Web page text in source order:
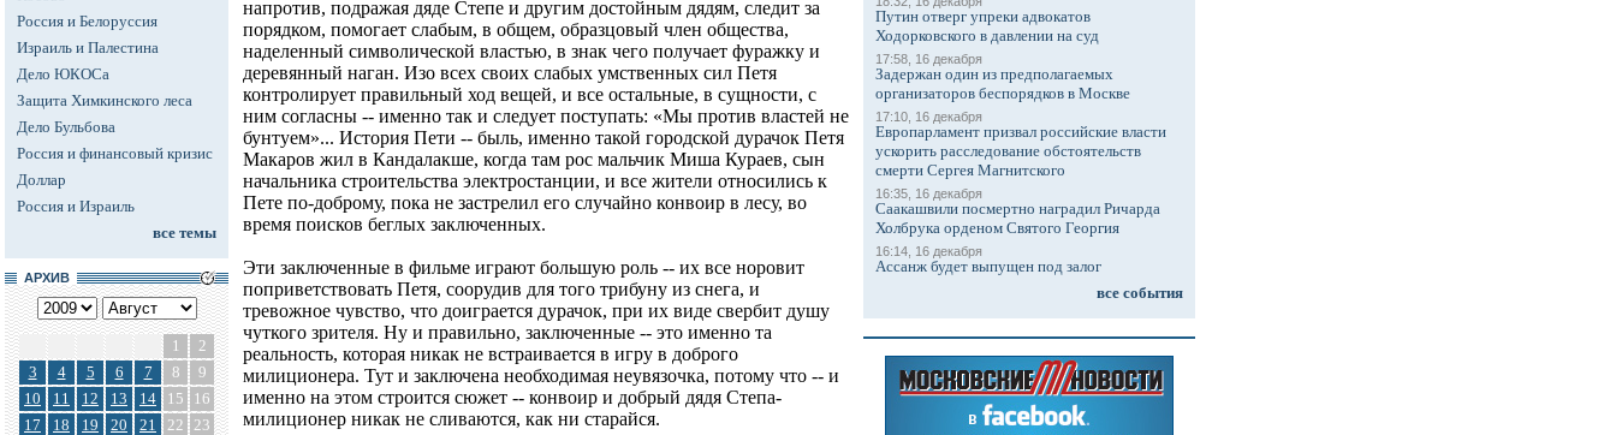
Россия и Белоруссия
Израиль и Палестина
Дело ЮКОСа
Защита Химкинского леса
Дело Бульбова
Россия и финансовый кризис
Доллар
Россия и Израиль
все темы
АРХИВ
1
2
3
4 5 6 7 8
9
10
11 12 13 14 15
16
17
18 19 20 21 22 23
напротив, подражая дяде Степе и другим достойным дядям, следит за
порядком, помогает слабым, в общем, образцовый член общества,
наделенный символической властью, в знак чего получает фуражку и
деревянный наган. Изо всех своих слабых умственных сил Петя
контролирует правильный ход вещей, и все остальные, в сущности, с
ним согласны -- именно так и следует поступать: «Мы против властей не
бунтуем»... История Пети -- быль, именно такой городской дурачок Петя
Макаров жил в Кандалакше, когда там рос мальчик Миша Кураев, сын
начальника строительства электростанции, и все жители относились к
Пете по-доброму, пока не застрелил его случайно конвоир в лесу, во
время поисков беглых заключенных.
Эти заключенные в фильме играют большую роль -- их все норовит
поприветствовать Петя, соорудив для того трибуну из снега, и
тревожное чувство, что доиграется дурачок, при их виде свербит душу
чуткого зрителя. Ну и правильно, заключенные -- это именно та
реальность, которая никак не встраивается в игру в доброго
милиционера. Тут и заключена необходимая неувязочка, потому что -- и
именно на этом строится сюжет -- конвоир и добрый дядя Степа-
милиционер никак не сливаются, как ни старайся.
Путин отверг упреки адвокатов
Ходорковского в давлении на суд
17:58, 16 декабря
Задержан один из предполагаемых
организаторов беспорядков в Москве
17:10, 16 декабря
Европарламент призвал российские власти
ускорить расследование обстоятельств
смерти Сергея Магнитского
16:35, 16 декабря
Саакашвили посмертно наградил Ричарда
Холбрука орденом Святого Георгия
16:14, 16 декабря
Ассанж будет выпущен под залог
все события